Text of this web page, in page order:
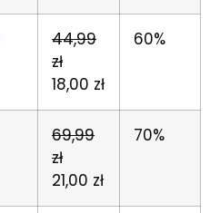
44,99
zł
18,00 zł
60%
69,99
zł
21,00 zł
70%